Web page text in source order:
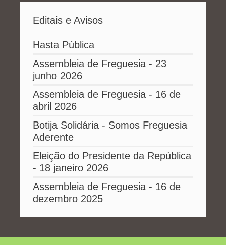
Editais e Avisos
Hasta Pública
Assembleia de Freguesia - 23
junho 2026
Assembleia de Freguesia - 16 de
abril 2026
Botija Solidária - Somos Freguesia
Aderente
Eleição do Presidente da República
- 18 janeiro 2026
Assembleia de Freguesia - 16 de
dezembro 2025